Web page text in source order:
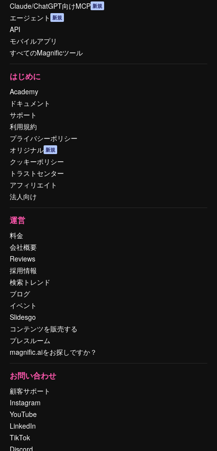
Claude/ChatGPT向けMCP 新規
エージェント 新規
API
モバイルアプリ
すべてのMagnificツール
はじめに
Academy
ドキュメント
サポート
利用規約
プライバシーポリシー
オリジナル 新規
クッキーポリシー
トラストセンター
アフィリエイト
法人向け
運営
料金
会社概要
Reviews
採用情報
検索トレンド
ブログ
イベント
Slidesgo
コンテンツを販売する
プレスルーム
magnific.aiをお探しですか？
お問い合わせ
顧客サポート
Instagram
YouTube
LinkedIn
TikTok